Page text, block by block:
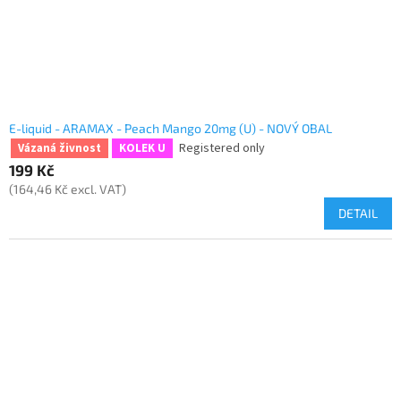
E-liquid - ARAMAX - Peach Mango 20mg (U) - NOVÝ OBAL
Vázaná živnost KOLEK U
Registered only
199 Kč
(164,46 Kč excl. VAT)
DETAIL